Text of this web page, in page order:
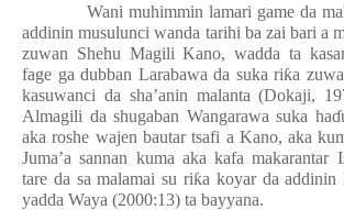
Wani muhimmin lamari game da
addinin musulunci wanda tarihi ba zai bari a
zuwan Shehu Magili Kano, wadda ta
fage ga dubban Larabawa da suka riƙa
kasuwanci da sha’anin malanta (Dokaji,
Almagili da shugaban Wangarawa suka haɗ
aka roshe wajen bautar tsafi a Kano, aka
Juma’a sannan kuma aka kafa makarantar
tare da sa malamai su riƙa koyar da addinin
yadda Waya (2000:13) ta bayyana.